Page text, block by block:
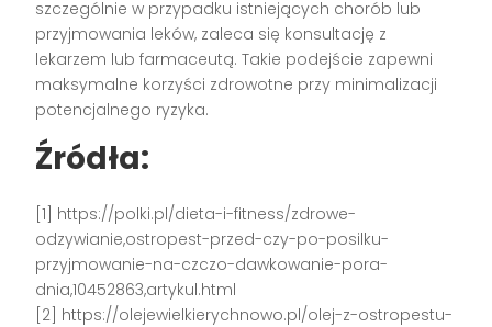
szczególnie w przypadku istniejących chorób lub
przyjmowania leków, zaleca się konsultację z
lekarzem lub farmaceutą. Takie podejście zapewni
maksymalne korzyści zdrowotne przy minimalizacji
potencjalnego ryzyka.
Źródła:
[1] https://polki.pl/dieta-i-fitness/zdrowe-
odzywianie,ostropest-przed-czy-po-posilku-
przyjmowanie-na-czczo-dawkowanie-pora-
dnia,10452863,artykul.html
[2] https://olejewielkierychnowo.pl/olej-z-ostropestu-